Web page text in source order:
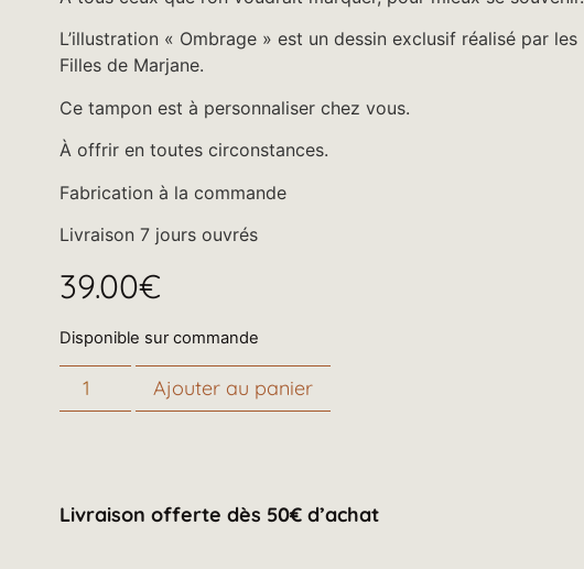
L’illustration « Ombrage » est un dessin exclusif réalisé par les
Filles de Marjane.
Ce tampon est à personnaliser chez vous.
À offrir en toutes circonstances.
Fabrication à la commande
Livraison 7 jours ouvrés
39.00€
Disponible sur commande
Ajouter au panier
Livraison offerte dès 50€ d’achat